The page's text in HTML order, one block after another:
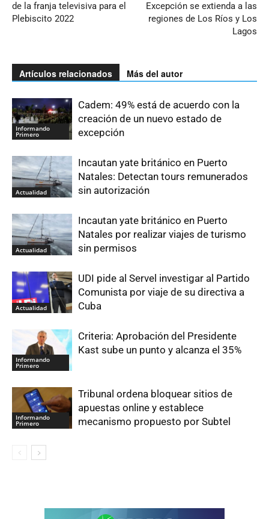
de la franja televisiva para el
Plebiscito 2022
Excepción se extienda a las
regiones de Los Ríos y Los
Lagos
Artículos relacionados Más del autor
Informando
Primero
Cadem: 49% está de acuerdo con la
creación de un nuevo estado de
excepción
Actualidad
Incautan yate británico en Puerto
Natales: Detectan tours remunerados
sin autorización
Actualidad
Incautan yate británico en Puerto
Natales por realizar viajes de turismo
sin permisos
Actualidad
UDI pide al Servel investigar al Partido
Comunista por viaje de su directiva a
Cuba
Informando
Primero
Criteria: Aprobación del Presidente
Kast sube un punto y alcanza el 35%
Informando
Primero
Tribunal ordena bloquear sitios de
apuestas online y establece
mecanismo propuesto por Subtel